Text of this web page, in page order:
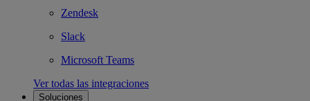
Zendesk
Slack
Microsoft Teams
Ver todas las integraciones
Soluciones